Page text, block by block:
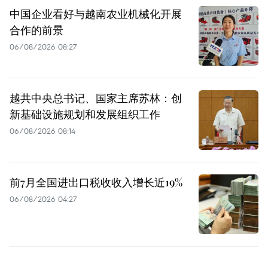
中国企业看好与越南农业机械化开展
合作的前景
06/08/2026 08:27
越共中央总书记、国家主席苏林：创
新基础设施规划和发展组织工作
06/08/2026 08:14
前7月全国进出口税收收入增长近19%
06/08/2026 04:27